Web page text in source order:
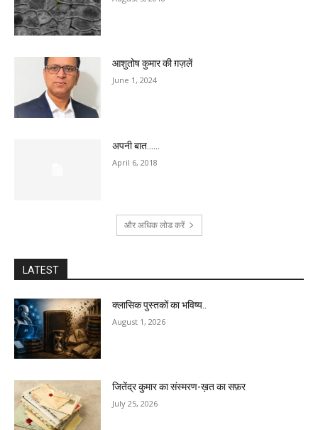
आशुतोष कुमार की ग़ज़लें
June 1, 2024
अपनी बात……
April 6, 2018
और अधिक लोड करें
LATEST
क्लासिक पुस्तकों का भविष्य..
August 1, 2026
जितेंद्र कुमार का संस्मरण-ख़त का सफ़र
July 25, 2026